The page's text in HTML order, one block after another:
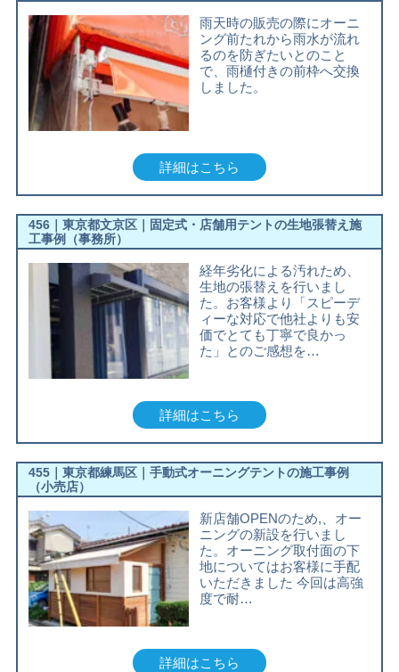
雨天時の販売の際にオーニ
ング前たれから雨水が流れ
るのを防ぎたいとのこと
で、雨樋付きの前枠へ交換
しました。
詳細はこちら
456｜東京都文京区｜固定式・店舗用テントの生地張替え施
工事例（事務所）
経年劣化による汚れため、
生地の張替えを行いまし
た。お客様より「スピーデ
ィーな対応で他社よりも安
価でとても丁寧で良かっ
た」とのご感想を…
詳細はこちら
455｜東京都練馬区｜手動式オーニングテントの施工事例
（小売店）
新店舗OPENのため,、オー
ニングの新設を行いまし
た。オーニング取付面の下
地についてはお客様に手配
いただきました 今回は高強
度で耐…
詳細はこちら